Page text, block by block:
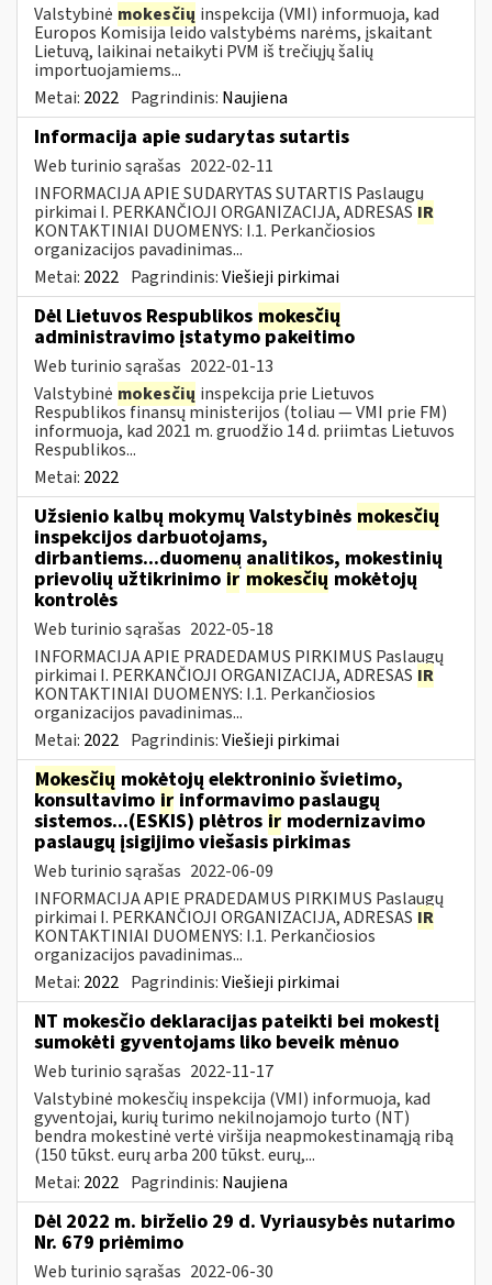
Valstybinė mokesčių inspekcija (VMI) informuoja, kad
Europos Komisija leido valstybėms narėms, įskaitant
Lietuvą, laikinai netaikyti PVM iš trečiųjų šalių
importuojamiems...
Metai: 2022 Pagrindinis: Naujiena
Informacija apie sudarytas sutartis
Web turinio sąrašas 2022-02-11
INFORMACIJA APIE SUDARYTAS SUTARTIS Paslaugų
pirkimai I. PERKANČIOJI ORGANIZACIJA, ADRESAS IR
KONTAKTINIAI DUOMENYS: I.1. Perkančiosios
organizacijos pavadinimas...
Metai: 2022 Pagrindinis:Viešieji pirkimai
Dėl Lietuvos Respublikos mokesčių
administravimo įstatymo pakeitimo
Web turinio sąrašas 2022-01-13
Valstybinė mokesčių inspekcija prie Lietuvos
Respublikos finansų ministerijos (toliau — VMI prie FM)
informuoja, kad 2021 m. gruodžio 14 d. priimtas Lietuvos
Respublikos...
Metai: 2022
Užsienio kalbų mokymų Valstybinės mokesčių
inspekcijos darbuotojams,
dirbantiems...duomenų analitikos, mokestinių
prievolių užtikrinimo ir mokesčių mokėtojų
kontrolės
Web turinio sąrašas 2022-05-18
INFORMACIJA APIE PRADEDAMUS PIRKIMUS Paslaugų
pirkimai I. PERKANČIOJI ORGANIZACIJA, ADRESAS IR
KONTAKTINIAI DUOMENYS: I.1. Perkančiosios
organizacijos pavadinimas...
Metai: 2022 Pagrindinis:Viešieji pirkimai
Mokesčių mokėtojų elektroninio švietimo,
konsultavimo ir informavimo paslaugų
sistemos...(ESKIS) plėtros ir modernizavimo
paslaugų įsigijimo viešasis pirkimas
Web turinio sąrašas 2022-06-09
INFORMACIJA APIE PRADEDAMUS PIRKIMUS Paslaugų
pirkimai I. PERKANČIOJI ORGANIZACIJA, ADRESAS IR
KONTAKTINIAI DUOMENYS: I.1. Perkančiosios
organizacijos pavadinimas...
Metai: 2022 Pagrindinis:Viešieji pirkimai
NT mokesčio deklaracijas pateikti bei mokestį
sumokėti gyventojams liko beveik mėnuo
Web turinio sąrašas 2022-11-17
Valstybinė mokesčių inspekcija (VMI) informuoja, kad
gyventojai, kurių turimo nekilnojamojo turto (NT)
bendra mokestinė vertė viršija neapmokestinamąją ribą
(150 tūkst. eurų arba 200 tūkst. eurų,...
Metai: 2022 Pagrindinis: Naujiena
Dėl 2022 m. birželio 29 d. Vyriausybės nutarimo
Nr. 679 priėmimo
Web turinio sąrašas 2022-06-30